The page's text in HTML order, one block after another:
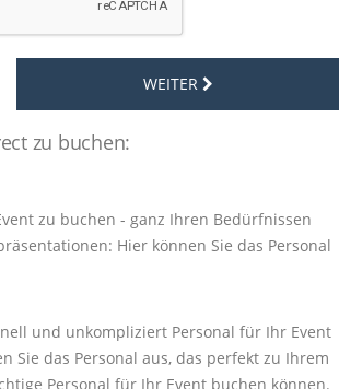
WEITER
zu buchen:
zu buchen - ganz Ihren Bedürfnissen
Hier können Sie das Personal
und unkompliziert Personal für Ihr Event
Sie das Personal aus, das perfekt zu Ihrem
Personal für Ihr Event buchen können.